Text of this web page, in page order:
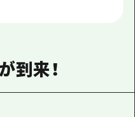
到来！